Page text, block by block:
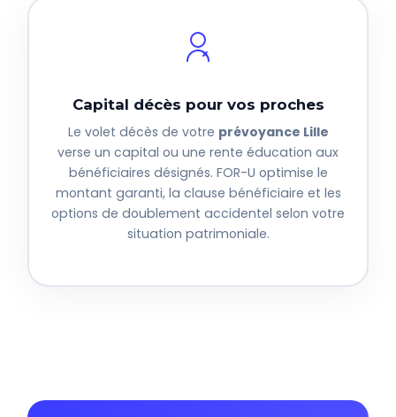
Capital décès pour vos proches
Le volet décès de votre prévoyance Lille
verse un capital ou une rente éducation aux
bénéficiaires désignés. FOR-U optimise le
montant garanti, la clause bénéficiaire et les
options de doublement accidentel selon votre
situation patrimoniale.